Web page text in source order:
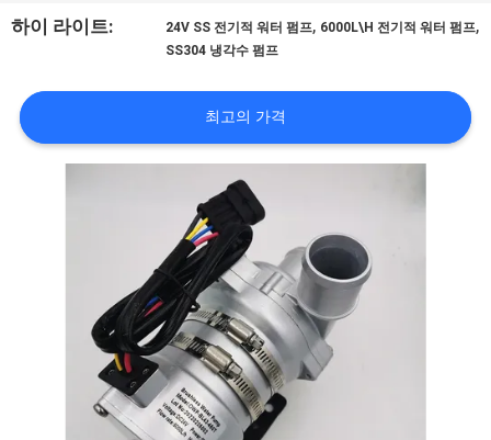
개
공
장
하이 라이트: 24V SS 전기적 워터 펌프, 6000L\H 전기적 워터 펌프,
SS304 냉각수 펌프
최고의 가격